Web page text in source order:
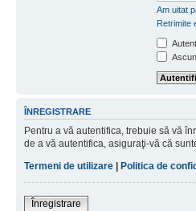
Am uitat
Retrimite
ÎNREGISTRARE
Pentru a vă autentifica, trebuie să vă
de a vă autentifica, asiguraţi-vă că
Termeni de utilizare | Politica de
Înregistrare